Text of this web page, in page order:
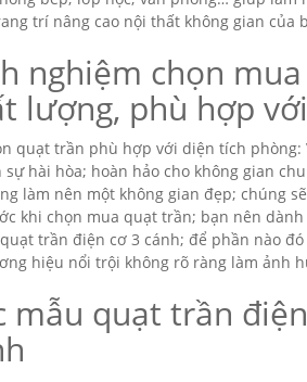
trí nâng cao nội thất không gian của
nghiệm chọn
lượng, phù hợp
quạt trần phù hợp với diện tích
sự hài hòa; hoàn hảo cho không gian
làm nên một không gian đẹp; chúng
khi chọn mua quạt trần; bạn nên
trần điện cơ 3 cánh; để phần nào
hiệu nổi trội không rõ ràng làm ảnh
mẫu quạt trần